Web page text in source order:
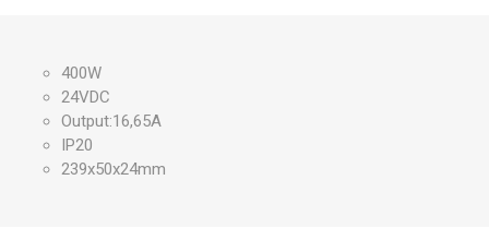
400W
24VDC
Output:16,65A
IP20
239x50x24mm